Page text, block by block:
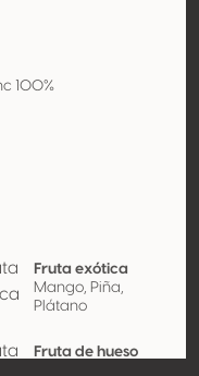
100%
Fruta exótica
Mango, Piña,
Plátano
Fruta de hueso